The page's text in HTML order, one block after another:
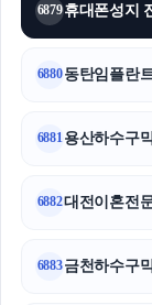
6879휴대폰성지
6880동탄임플란
6881용산하수구
6882대전이혼전
6883금천하수구